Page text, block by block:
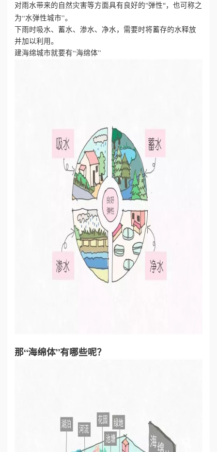
对雨水带来的自然灾害等方面具有良好的"弹性" ，也可称之
为“水弹性城市”。
下雨时吸水、蓄水、渗水、净水，需要时将蓄存的水释放
并加以利用。
建海绵城市就要有“海绵体”
那“海绵体”有哪些呢？